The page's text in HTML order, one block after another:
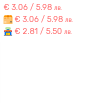
€ 3.06 / 5.98 лв.
€ 3.06 / 5.98 лв.
€ 2.81 / 5.50 лв.